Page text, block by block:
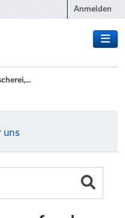
Anmelden
uns